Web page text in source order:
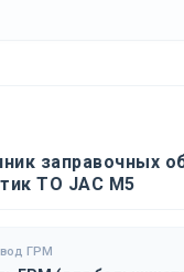
заправочных
ТО JAC M5
ГРМ